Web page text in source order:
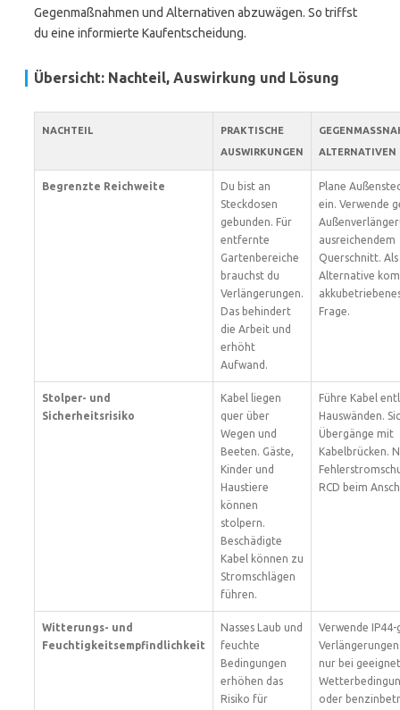
Gegenmaßnahmen und Alternativen abzuwägen. So triffst
du eine informierte Kaufentscheidung.
Übersicht: Nachteil, Auswirkung und Lösung
NACHTEIL
PRAKTISCHE
AUSWIRKUNGEN
LTERNATIVEN
Begrenzte Reichweite
Du bist an
Steckdosen
gebunden. Für
entfernte
Gartenbereiche
brauchst du
Verlängerungen.
Das behindert
die Arbeit und
erhöht
Aufwand.
Plane
ein. Verwende
ausreichendem
Querschnitt. Als
Alternative
Frage.
Stolper- und
Sicherheitsrisiko
Kabel liegen
quer über
Wegen und
Beeten. Gäste,
Kinder und
Haustiere
können
stolpern.
Beschädigte
Kabel können zu
Stromschlägen
führen.
Führe Kabel
Hauswänden.
Übergänge mit
Kabelbrücken.
RCD beim
Witterungs- und
Feuchtigkeitsempfindlichkeit
Nasses Laub und
feuchte
Bedingungen
erhöhen das
Risiko für
Verwende
nur bei
oder